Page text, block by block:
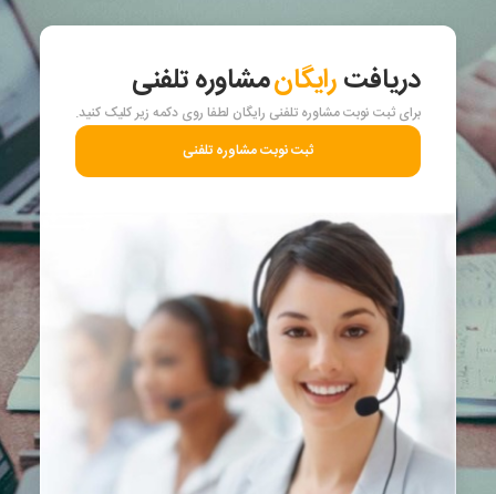
دریافترایگانمشاوره تلفنی
برای ثبت نوبت مشاوره تلفنی رایگان لطفا روی دکمه زیر کلیک کنید.
ثبت نوبت مشاوره تلفنی